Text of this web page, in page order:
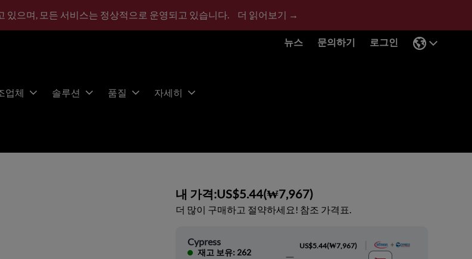
있으며, 모든 서비스는 정상적으로 운영되고 있습니다. 더 읽어보기 →
뉴스 문의하기 로그인
업체 솔루션 품질 자세히
내 가격:US$5.44(₩7,967)
더 많이 구매하고 절약하세요! 참조 가격표.
Cypress
재고 보유: 262
US$5.44(₩7,967)